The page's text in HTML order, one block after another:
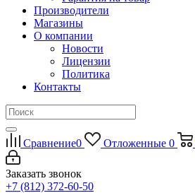
Производители
Магазины
О компании
Новости
Лицензии
Политика
Контакты
Сравнение0 Отложенные 0
Заказать звонок
+7 (812) 372-60-50